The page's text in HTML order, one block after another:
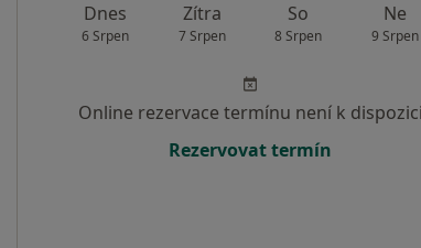
Dnes
6 Srpen
Zítra
7 Srpen
So
8 Srpen
Ne
9 Srpen
Online rezervace termínu není k dispozici
Rezervovat termín